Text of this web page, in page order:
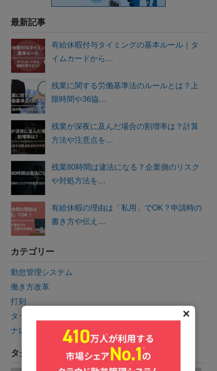
最新記事
有給休暇付与タイミングの基本ルール｜タ
イムカードから…
残業に関する労働基準法のルールとは？上
限時間や36協…
残業が深夜に及んだ場合の割増率は？計算
方法や注意点を…
残業80時間は違法になる？企業側のリスク
や対処方法を…
有給休暇の理由は「私用」でOK？申請時の
書き方や伝え…
カテゴリー
勤怠管理システム
働き方改革
打刻
タッチオンタイムの紹介
ナレッジ
タグ
✕